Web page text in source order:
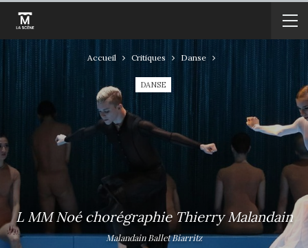
Accueil Critiques Danse
DANSE
L MM Noé chorégraphie Thierry Malandain
Malandain Ballet Biarritz